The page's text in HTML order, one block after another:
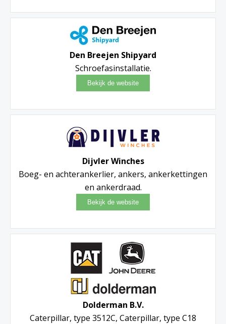
Den Breejen Shipyard
Schroefasinstallatie.
Dijvler Winches
Boeg- en achterankerlier, ankers, ankerkettingen
en ankerdraad.
Dolderman B.V.
Caterpillar, type 3512C, Caterpillar, type C18